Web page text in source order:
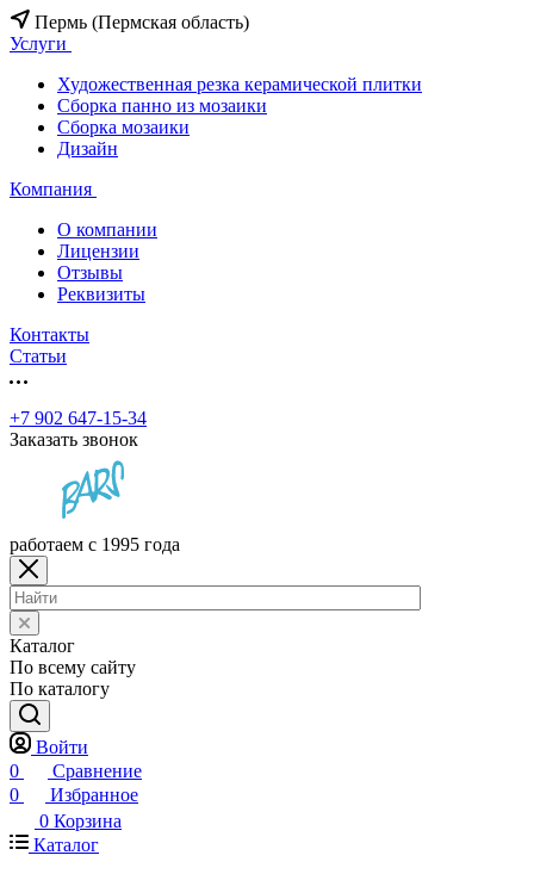
Пермь (Пермская область)
Услуги
Художественная резка керамической плитки
Сборка панно из мозаики
Сборка мозаики
Дизайн
Компания
О компании
Лицензии
Отзывы
Реквизиты
Контакты
Статьи
+7 902 647-15-34
Заказать звонок
работаем с 1995 года
Каталог
По всему сайту
По каталогу
Войти
0
Сравнение
0
Избранное
0 Корзина
Каталог